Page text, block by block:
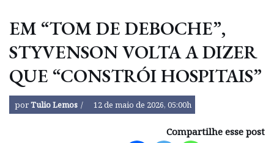
EM “TOM DE DEBOCHE”,
STYVENSON VOLTA A DIZER
QUE “CONSTRÓI HOSPITAIS”
porTulio Lemos 12 de maio de 2026, 05:00h
Compartilhe esse post